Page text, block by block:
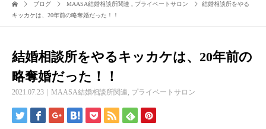
ブログ MAASA結婚相談所関連 プライベートサロン
結婚相談所をやる
キッカケは、20年前の略奪婚だった！！
結婚相談所をやるキッカケは、20年前の
略奪婚だった！！
2021.07.23 MAASA結婚相談所関連, プライベートサロン